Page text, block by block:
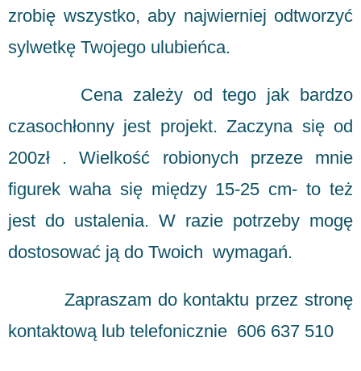
zrobię wszystko, aby najwierniej odtworzyć
sylwetkę Twojego ulubieńca.
Cena zależy od tego jak bardzo
czasochłonny jest projekt. Zaczyna się od
200zł . Wielkość robionych przeze mnie
figurek waha się między 15-25 cm- to też
jest do ustalenia. W razie potrzeby mogę
dostosować ją do Twoich wymagań.
Zapraszam do kontaktu przez stronę
kontaktową lub telefonicznie 606 637 510